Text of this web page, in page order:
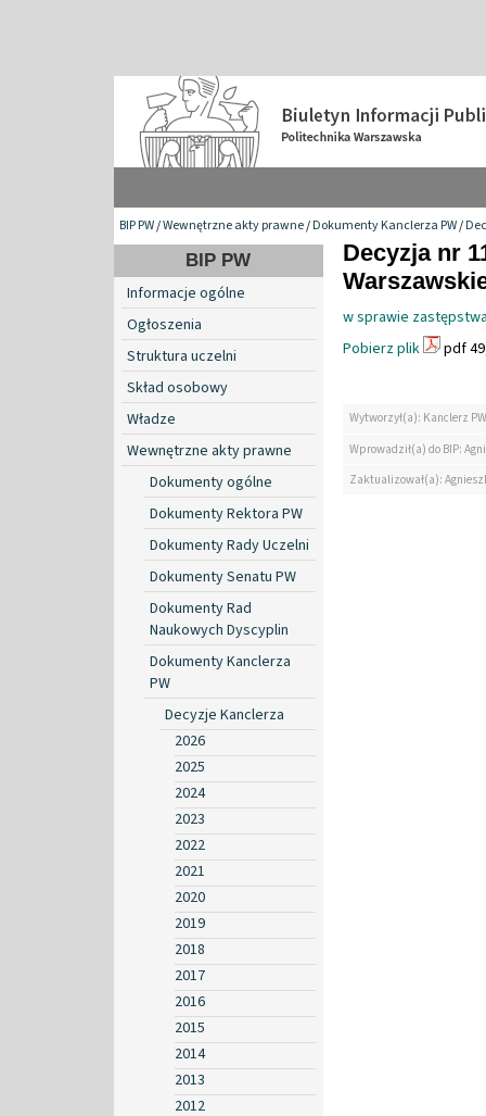
BIP PW/Wewnętrzne akty prawne/Dokumenty Kanclerza PW/
BIP PW
Informacje ogólne
Ogłoszenia
Struktura uczelni
Skład osobowy
Władze
Wewnętrzne akty prawne
Dokumenty ogólne
Dokumenty Rektora PW
Dokumenty Rady Uczelni
Dokumenty Senatu PW
Dokumenty Rad
Naukowych Dyscyplin
Dokumenty Kanclerza
PW
Decyzje Kanclerza
2026
2025
2024
2023
2022
2021
2020
2019
2018
2017
2016
2015
2014
2013
2012
Decyzja nr
w sprawie
Pobierz plik
pdf
Wytworzył(a): Kanclerz PW
Wprowadził(a) do BIP:
Zaktualizował(a):